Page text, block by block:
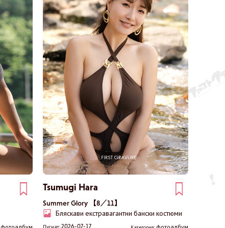
Tsumugi Hara
Summer Glory 【8／11】
Бляскави екстравагантни бански костюми
Пуснат:2026-07-17